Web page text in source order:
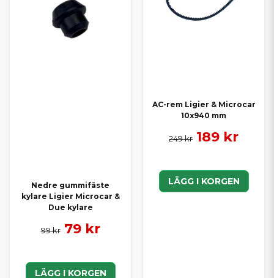
Nedre gummifäste
kylare Ligier Microcar &
Due kylare
99 kr 79 kr
LÄGG I KORGEN
AC-rem Ligier & Microcar
10x940 mm
249 kr 189 kr
LÄGG I KORGEN